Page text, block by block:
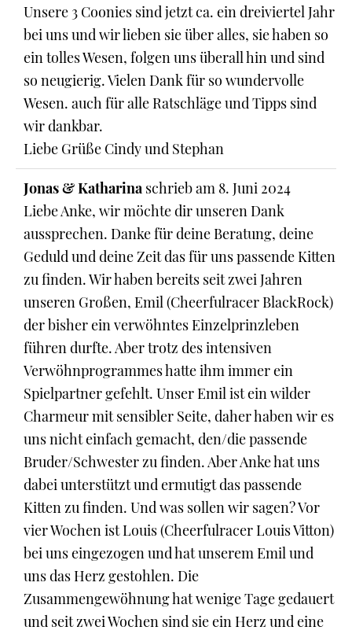
Unsere 3 Coonies sind jetzt ca. ein dreiviertel Jahr
bei uns und wir lieben sie über alles, sie haben so
ein tolles Wesen, folgen uns überall hin und sind
so neugierig. Vielen Dank für so wundervolle
Wesen. auch für alle Ratschläge und Tipps sind
wir dankbar.
Liebe Grüße Cindy und Stephan
Jonas & Katharina schrieb am 8. Juni 2024
Liebe Anke, wir möchte dir unseren Dank
aussprechen. Danke für deine Beratung, deine
Geduld und deine Zeit das für uns passende Kitten
zu finden. Wir haben bereits seit zwei Jahren
unseren Großen, Emil (Cheerfulracer BlackRock)
der bisher ein verwöhntes Einzelprinzleben
führen durfte. Aber trotz des intensiven
Verwöhnprogrammes hatte ihm immer ein
Spielpartner gefehlt. Unser Emil ist ein wilder
Charmeur mit sensibler Seite, daher haben wir es
uns nicht einfach gemacht, den/die passende
Bruder/Schwester zu finden. Aber Anke hat uns
dabei unterstützt und ermutigt das passende
Kitten zu finden. Und was sollen wir sagen? Vor
vier Wochen ist Louis (Cheerfulracer Louis Vitton)
bei uns eingezogen und hat unserem Emil und
uns das Herz gestohlen. Die
Zusammengewöhnung hat wenige Tage gedauert
und seit zwei Wochen sind sie ein Herz und eine